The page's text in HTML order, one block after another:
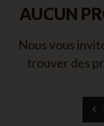
AUCUN
Nous vous
trouver des